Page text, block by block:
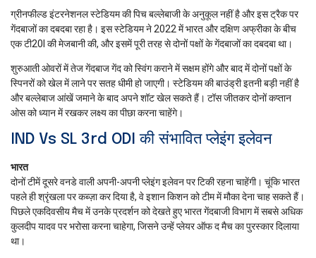
ग्रीनफील्ड इंटरनेशनल स्टेडियम की पिच बल्लेबाजी के अनुकूल नहीं है और इस ट्रैक पर
गेंदबाजों का दबदबा रहा है। इस स्टेडियम ने 2022 में भारत और दक्षिण अफ्रीका के बीच
एक टी20I की मेजबानी की, और इसमें पूरी तरह से दोनों पक्षों के गेंदबाजों का दबदबा था।
शुरुआती ओवरों में तेज गेंदबाज गेंद को स्विंग कराने में सक्षम होंगे और बाद में दोनों पक्षों के
स्पिनरों को खेल में लाने पर सतह धीमी हो जाएगी। स्टेडियम की बाउंड्री इतनी बड़ी नहीं है
और बल्लेबाज आंखें जमाने के बाद अपने शॉट खेल सकते हैं। टॉस जीतकर दोनों कप्तान
ओस को ध्यान में रखकर लक्ष्य का पीछा करना चाहेंगे।
IND Vs SL 3rd ODI की संभावित प्लेइंग इलेवन
भारत
दोनों टीमें दूसरे वनडे वाली अपनी-अपनी प्लेइंग इलेवन पर टिकी रहना चाहेंगी। चूंकि भारत
पहले ही श्रृंखला पर कब्ज़ा कर दिया है, वे इशान किशन को टीम में मौका देना चाह सकते हैं।
पिछले एकदिवसीय मैच में उनके प्रदर्शन को देखते हुए भारत गेंदबाजी विभाग में सबसे अधिक
कुलदीप यादव पर भरोसा करना चाहेगा, जिसने उन्हें प्लेयर ऑफ द मैच का पुरस्कार दिलाया
था।